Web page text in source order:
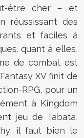
être cher – et
réussissant des
et faciles à
quant à elles,
de combat est
XV finit de
RPG, pour un
à Kingdom
jeu de Tabata,
il faut bien le